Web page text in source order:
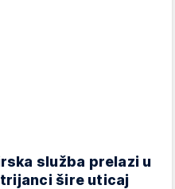
služba prelazi u
šire uticaj